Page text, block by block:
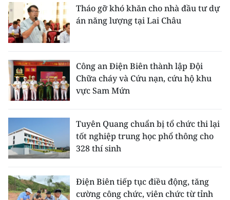
Tháo gỡ khó khăn cho nhà đầu tư dự
án năng lượng tại Lai Châu
Công an Điện Biên thành lập Đội
Chữa cháy và Cứu nạn, cứu hộ khu
vực Sam Mứn
Tuyên Quang chuẩn bị tổ chức thi lại
tốt nghiệp trung học phổ thông cho
328 thí sinh
Điện Biên tiếp tục điều động, tăng
cường công chức, viên chức từ tỉnh